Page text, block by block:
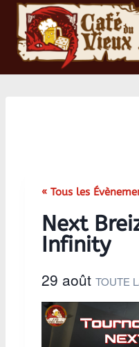
Aller
contenu
« Tous les
Next
Infinity
29 août TOUTE